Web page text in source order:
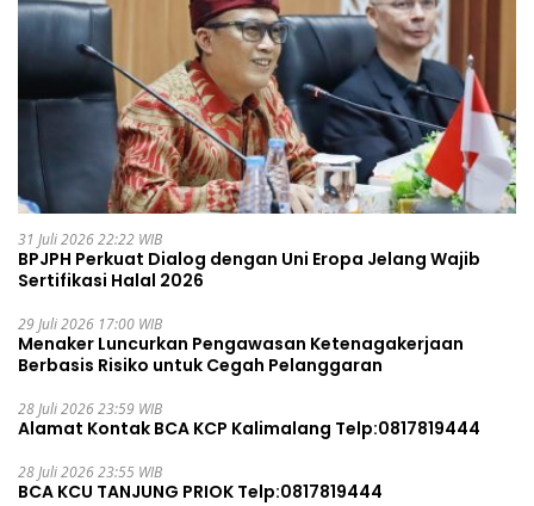
31 Juli 2026 22:22 WIB
BPJPH Perkuat Dialog dengan Uni Eropa Jelang Wajib
Sertifikasi Halal 2026
29 Juli 2026 17:00 WIB
Menaker Luncurkan Pengawasan Ketenagakerjaan
Berbasis Risiko untuk Cegah Pelanggaran
28 Juli 2026 23:59 WIB
Alamat Kontak BCA KCP Kalimalang Telp:0817819444
28 Juli 2026 23:55 WIB
BCA KCU TANJUNG PRIOK Telp:0817819444